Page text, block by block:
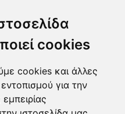
cookies
cookies και άλλες
για την